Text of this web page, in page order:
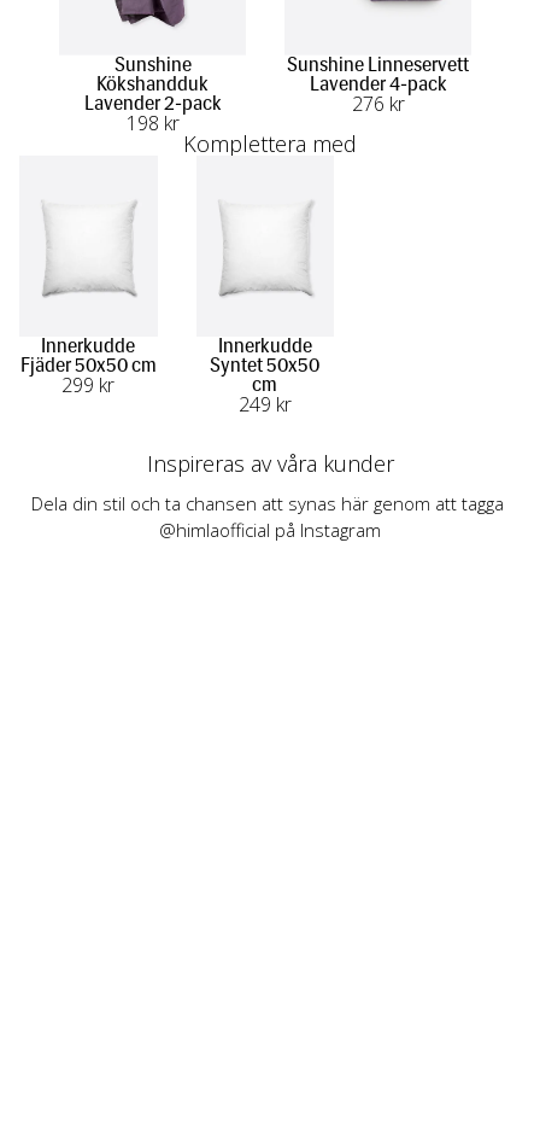
Sunshine
Kökshandduk
Lavender 2-pack
198 kr
Sunshine Linneservett
Lavender 4-pack
276 kr
Komplettera med
Innerkudde
Fjäder 50x50 cm
299 kr
Innerkudde
Syntet 50x50
cm
249 kr
Inspireras av våra kunder
Dela din stil och ta chansen att synas här genom att tagga
@himlaofficial på Instagram